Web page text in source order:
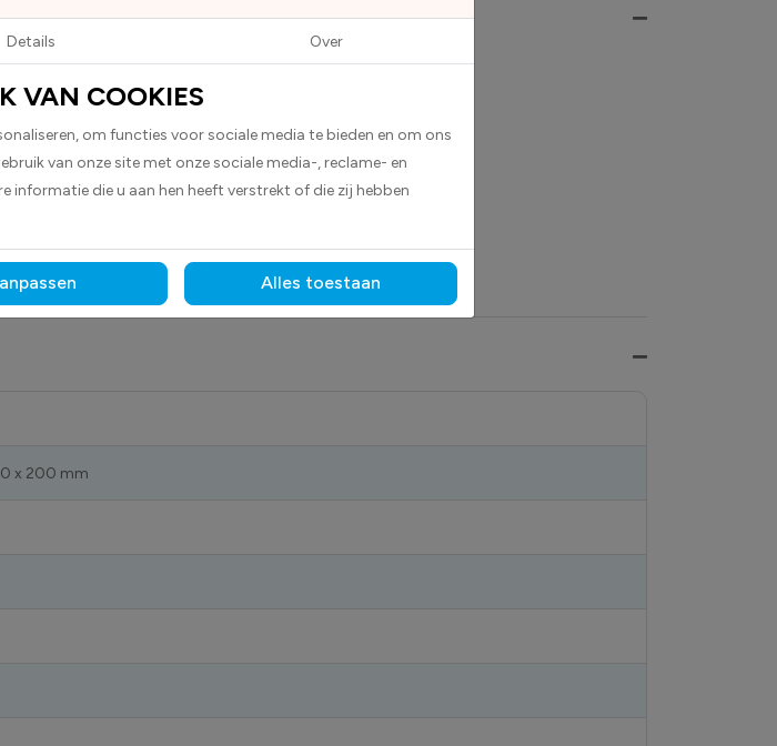
stickers.
dat u up-to-date bent, oude pictogrammen betreffende
x 200 mm
Details Over
VAN COOKIES
om functies voor sociale media te bieden en om ons
van onze site met onze sociale media-, reclame- en
informatie die u aan hen heeft verstrekt of die zij hebben
Alles toestaan